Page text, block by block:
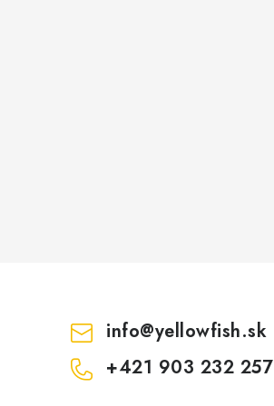
info@yellowfish.sk
+421 903 232 257